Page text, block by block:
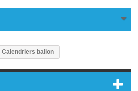
Calendriers ballon